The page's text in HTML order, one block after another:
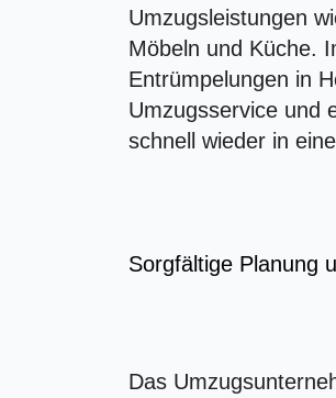
Umzugsleistungen
Möbeln und Küche.
Entrümpelungen in
Umzugsservice und
schnell wieder in
Sorgfältige Planung
Das